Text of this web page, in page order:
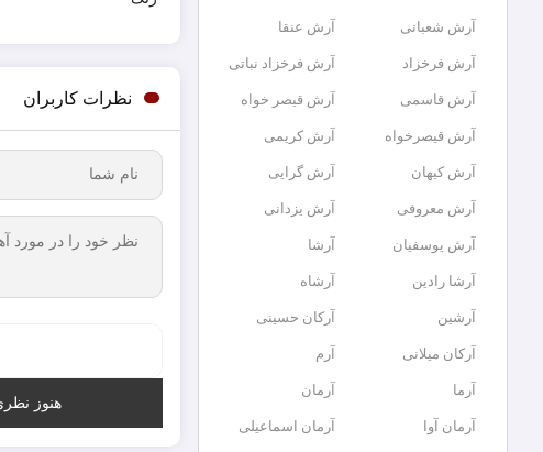
نظرات کاربران
هنوز
آرش شعبانی آرش عنقا
آرش فرخزاد آرش فرخزاد نباتی
آرش قاسمی آرش قیصر خواه
آرش قیصرخواه آرش کریمی
آرش کیهان آرش گرایی
آرش معروفی آرش یزدانی
آرش یوسفیان آرشا
آرشا رادین آرشاه
آرشین آرکان حسینی
آرکان میلانی آرم
آرما آرمان
آرمان آوا آرمان اسماعیلی